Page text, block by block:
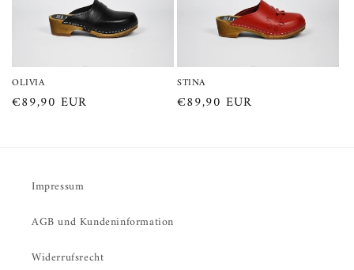
OLIVIA
Normaler
€89,90 EUR
STINA
Normaler
€89,90 EUR
Impressum
AGB und Kundeninformation
Widerrufsrecht